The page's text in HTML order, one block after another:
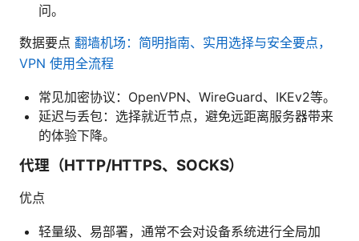
问。
数据要点 翻墙机场：简明指南、实用选择与安全要点，
VPN 使用全流程
常见加密协议：OpenVPN、WireGuard、IKEv2等。
延迟与丢包：选择就近节点，避免远距离服务器带来
的体验下降。
代理（HTTP/HTTPS、SOCKS）
优点
轻量级、易部署，通常不会对设备系统进行全局加